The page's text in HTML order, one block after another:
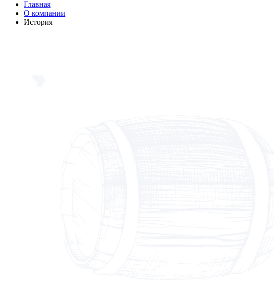
Главная
О компании
История